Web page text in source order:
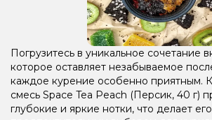
Погрузитесь в уникальное сочетание
которое оставляет незабываемое
каждое курение особенно приятным.
смесь Space Tea Peach (Персик, 40 г)
глубокие и яркие нотки, что делает его